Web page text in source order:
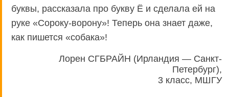
буквы, рассказала про букву Ё и сделала ей на
руке «Сороку-ворону»! Теперь она знает даже,
как пишется «собака»!
Лорен СГБРАЙН (Ирландия — Санкт-
Петербург),
3 класс, МШГУ